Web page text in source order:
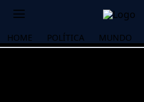
HOME POLÍTICA MUNDO